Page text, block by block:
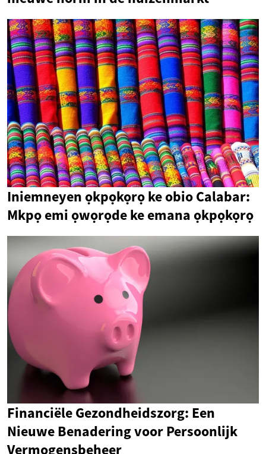
Iniemneyen ọkpọkọrọ ke obio Calabar:
Mkpọ emi ọwọrọde ke emana ọkpọkọrọ
Financiële Gezondheidszorg: Een
Nieuwe Benadering voor Persoonlijk
Vermogensbeheer